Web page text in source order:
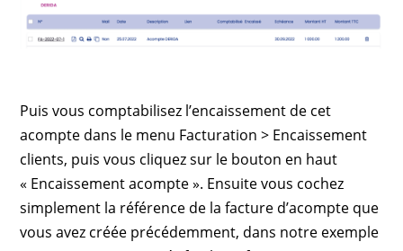
Puis vous comptabilisez l’encaissement de cet
acompte dans le menu Facturation > Encaissement
clients, puis vous cliquez sur le bouton en haut
« Encaissement acompte ». Ensuite vous cochez
simplement la référence de la facture d’acompte que
vous avez créée précédemment, dans notre exemple